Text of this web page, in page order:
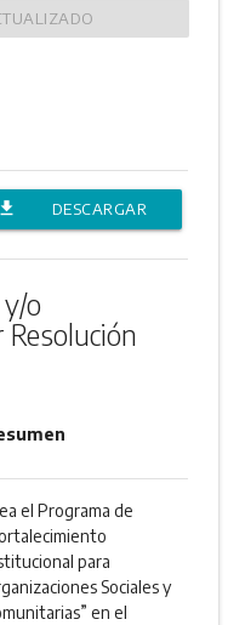
file_download
DESCARGAR
o
el Programa de
para
Sociales y
en el